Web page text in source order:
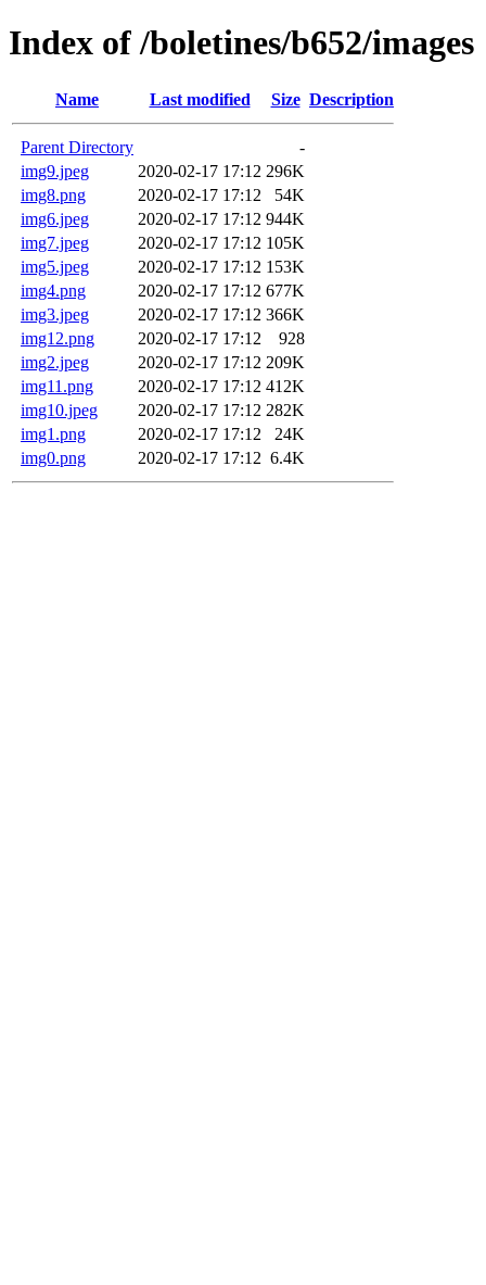
Index of /boletines/b652/images
Name Last modified Size Description
Parent Directory
-
img9.jpeg
2020-02-17 17:12 296K
img8.png
2020-02-17 17:12
54K
img6.jpeg
2020-02-17 17:12 944K
img7.jpeg
2020-02-17 17:12 105K
img5.jpeg
2020-02-17 17:12 153K
img4.png
2020-02-17 17:12 677K
img3.jpeg
2020-02-17 17:12 366K
img12.png
2020-02-17 17:12
928
img2.jpeg
2020-02-17 17:12 209K
img11.png
2020-02-17 17:12 412K
img10.jpeg
2020-02-17 17:12 282K
img1.png
2020-02-17 17:12
24K
img0.png
2020-02-17 17:12 6.4K